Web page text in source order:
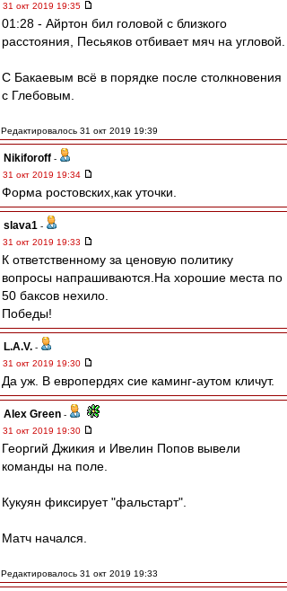
31 окт 2019 19:35
01:28 - Айртон бил головой с близкого
расстояния, Песьяков отбивает мяч на угловой.
С Бакаевым всё в порядке после столкновения
с Глебовым.
Редактировалось 31 окт 2019 19:39
Nikiforoff -
31 окт 2019 19:34
Форма ростовских,как уточки.
slava1 -
31 окт 2019 19:33
К ответственному за ценовую политику
вопросы напрашиваются.На хорошие места по
50 баксов нехило.
Победы!
L.А.V. -
31 окт 2019 19:30
Да уж. В европердях сие каминг-аутом кличут.
Alex Green -
31 окт 2019 19:30
Георгий Джикия и Ивелин Попов вывели
команды на поле.
Кукуян фиксирует "фальстарт".
Матч начался.
Редактировалось 31 окт 2019 19:33